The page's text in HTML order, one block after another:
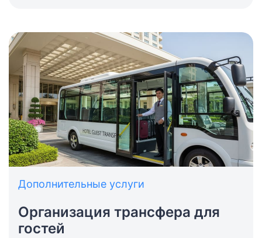
Дополнительные услуги
Организация трансфера для
гостей